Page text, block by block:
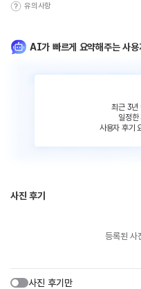
유의사항
AI가 빠르게 요약해주는 사용
최근 3년
일정한
사용자 후기
사진 후기
등록된 사
사진 후기만